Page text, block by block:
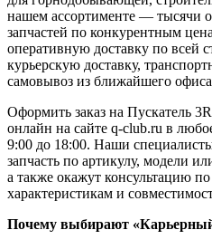
нашем ассортименте — тысячи
запчастей по конкурентным
оперативную доставку по всей
курьерскую доставку,
самовывоз из ближайшего
Оформить заказ на Пускатель
онлайн на сайте q-club.ru в
9:00 до 18:00. Наши
запчасть по артикулу, модели
а также окажут консультацию
характеристикам и
Почему выбирают